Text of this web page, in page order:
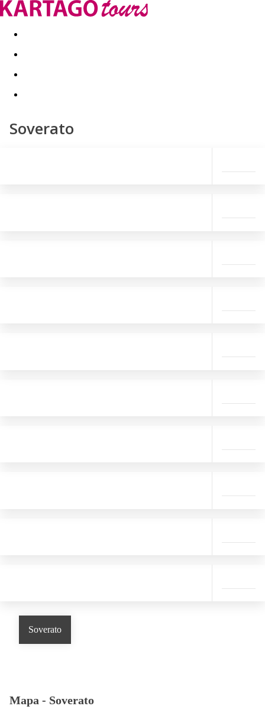
Last minute Dovolenkové kluby
Soverato
Soverato
Mapa - Soverato